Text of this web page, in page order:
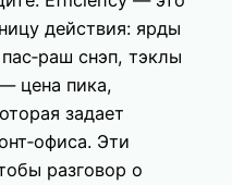
действия: ярды
снэп, тэклы
цена пика,
задает
Эти
разговор о